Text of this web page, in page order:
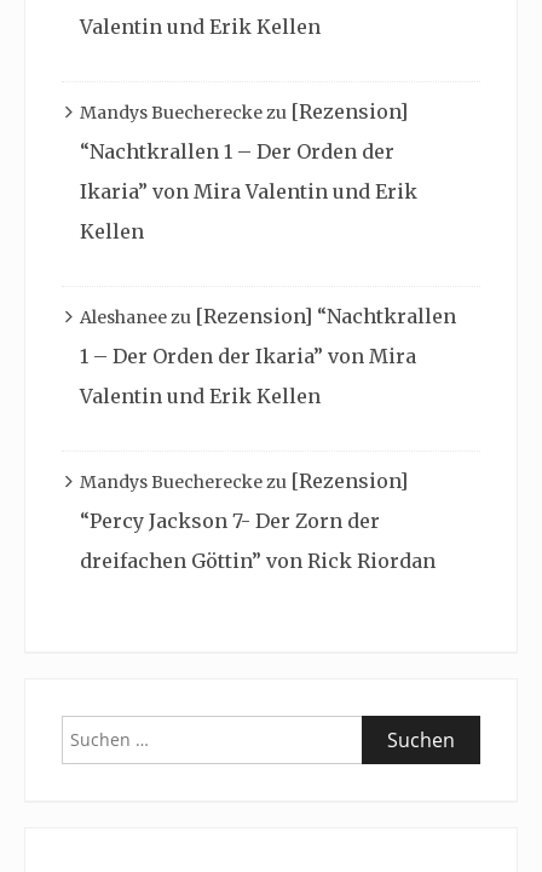
Valentin und Erik Kellen
Mandys Buechereckezu [Rezension]
“Nachtkrallen 1 – Der Orden der
Ikaria” von Mira Valentin und Erik
Kellen
Aleshaneezu [Rezension] “Nachtkrallen
1 – Der Orden der Ikaria” von Mira
Valentin und Erik Kellen
Mandys Buechereckezu [Rezension]
“Percy Jackson 7- Der Zorn der
dreifachen Göttin” von Rick Riordan
Suchen
nach: